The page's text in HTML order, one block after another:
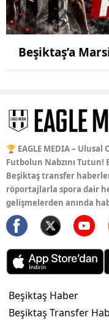
Beşiktaş’a
🏆 EAGLE MEDIA –
Futbolun Nabzını
Beşiktaş transfer
röportajlarla spora dair
gelişmelerden anında
Beşiktaş Haber
Beşiktaş Transfer